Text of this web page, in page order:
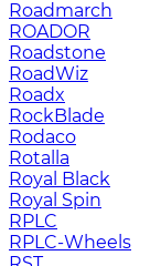
Roadmarch
ROADOR
Roadstone
RoadWiz
Roadx
RockBlade
Rodaco
Rotalla
Royal Black
Royal Spin
RPLC
RPLC-Wheels